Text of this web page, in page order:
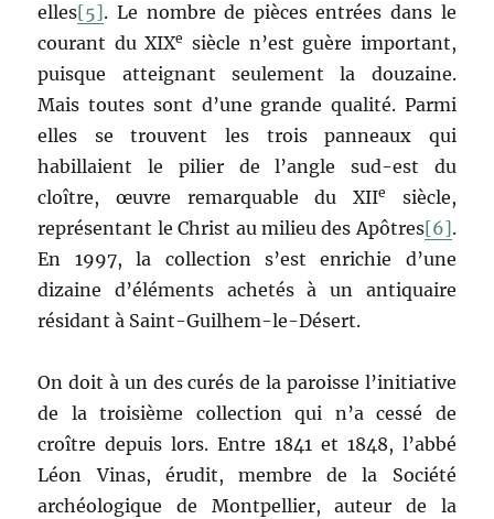
elles[5]. Le nombre de pièces entrées dans le
courant du XIXe siècle n’est guère important,
puisque atteignant seulement la douzaine.
Mais toutes sont d’une grande qualité. Parmi
elles se trouvent les trois panneaux qui
habillaient le pilier de l’angle sud-est du
cloître, œuvre remarquable du XIIe
siècle,
représentant le Christ au milieu des Apôtres[6].
En 1997, la collection s’est enrichie d’une
dizaine d’éléments achetés à un antiquaire
résidant à Saint-Guilhem-le-Désert.
On doit à un des curés de la paroisse l’initiative
de la troisième collection qui n’a cessé de
croître depuis lors. Entre 1841 et 1848, l’abbé
Léon Vinas, érudit, membre de la Société
archéologique de Montpellier, auteur de la